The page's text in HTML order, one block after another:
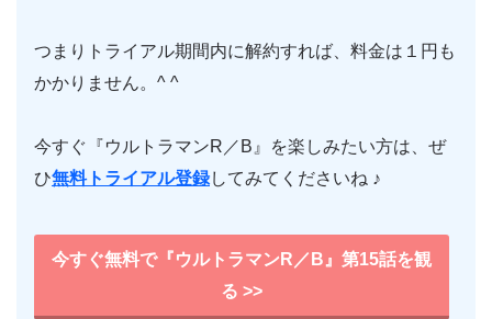
つまりトライアル期間内に解約すれば、料金は１円も
かかりません。^ ^
今すぐ『ウルトラマンR／B』を楽しみたい方は、ぜ
ひ無料トライアル登録してみてくださいね ♪
今すぐ無料で『ウルトラマンR／B』第15話を観
る >>